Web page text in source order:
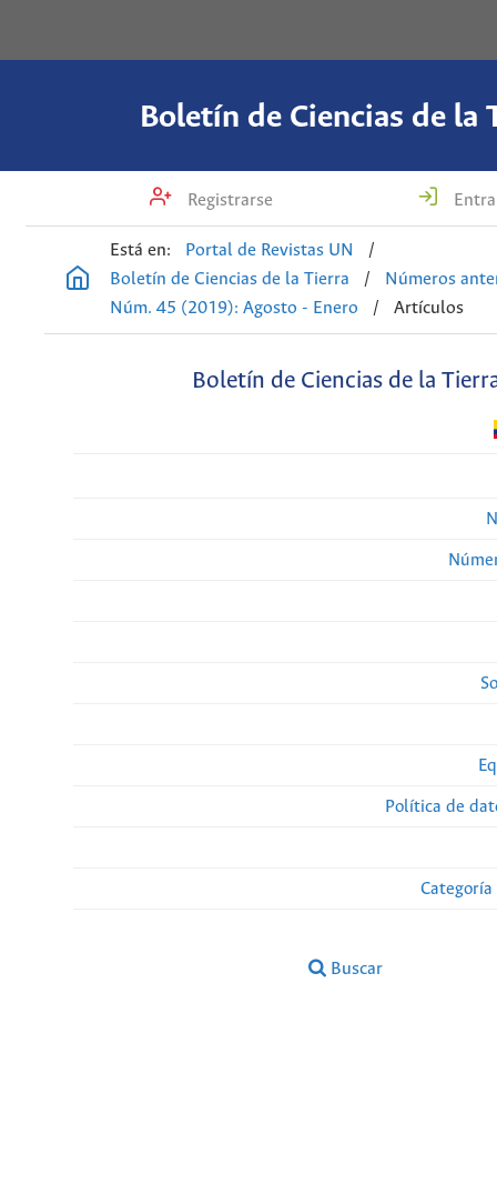
Boletín de Ciencias de la
Registrarse
Está en: Portal de Revistas UN
/
Boletín de Ciencias de la Tierra
/
Números
Núm. 45 (2019): Agosto - Enero
/ Artículos
Boletín de Ciencias de la
Política de
Buscar